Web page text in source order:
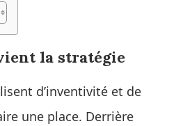
la stratégie
d’inventivité et de
une place. Derrière